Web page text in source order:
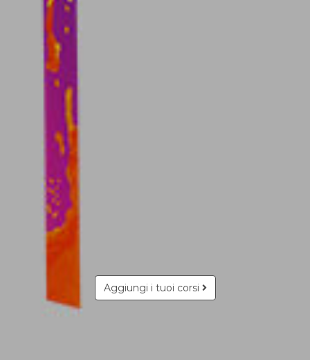
Aggiungi i tuoi corsi